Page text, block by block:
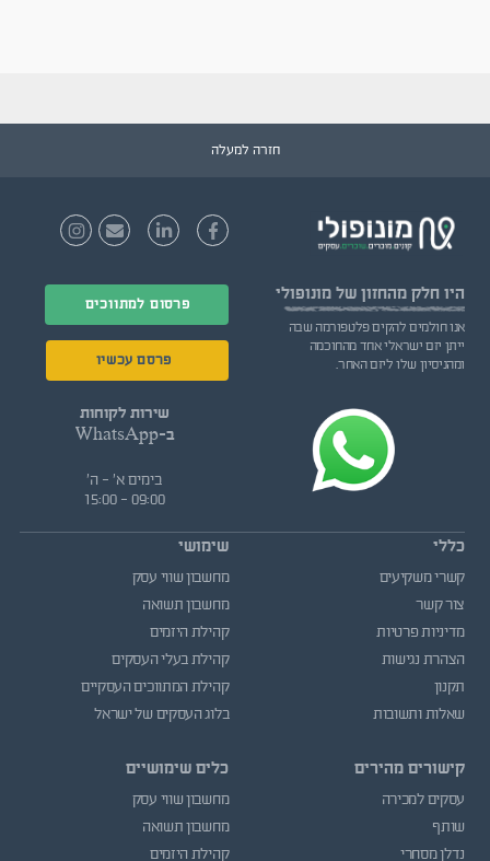
חזרה למעלה
היו חלק מהחזון של מונופולי
אנו חולמים להקים פלטפורמה שבה
ייתן יזם ישראלי אחד מהחוכמה
ומהניסיון שלו ליזם האחר.
פרסום למתווכים
פרסם עכשיו
שירות לקוחות
ב-WhatsApp
בימים א' - ה'
09:00 - 15:00
כללי
קשרי משקיעים
צור קשר
מדיניות פרטיות
הצהרת נגישות
תקנון
שאלות ותשובות
קישורים מהירים
עסקים למכירה
שותף
נדלן מסחרי
שימושי
מחשבון שווי עסק
מחשבון תשואה
קהילת היזמים
קהילת בעלי העסקים
קהילת המתווכים העסקיים
בלוג העסקים של ישראל
כלים שימושיים
מחשבון שווי עסק
מחשבון תשואה
קהילת היזמים